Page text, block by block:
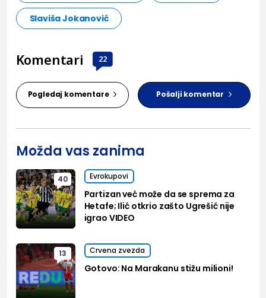
Slaviša Jokanović
Komentari 22
Pogledaj komentare Pošalji komentar
Možda vas zanima
40 Evrokupovi
Partizan već može da se sprema za
Hetafe; Ilić otkrio zašto Ugrešić nije
igrao VIDEO
13 Crvena zvezda
Gotovo: Na Marakanu stižu milioni!